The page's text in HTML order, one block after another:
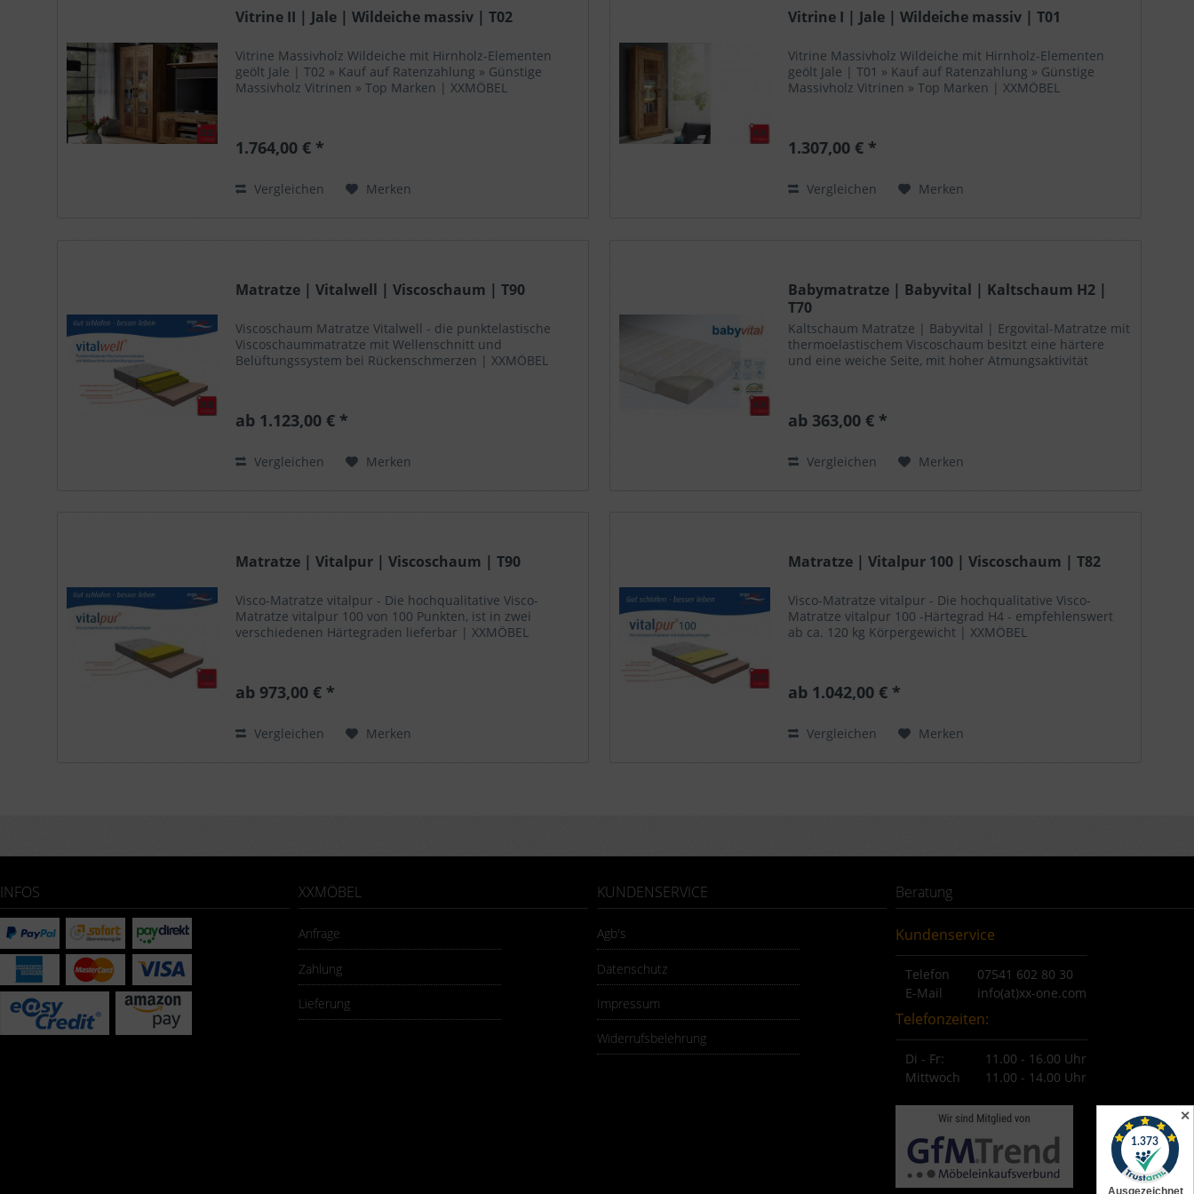
Vitrine II | Jale | Wildeiche massiv | T02
Vitrine Massivholz Wildeiche mit Hirnholz-Elementen
geölt Jale | T02 » Kauf auf Ratenzahlung » Günstige
Massivholz Vitrinen » Top Marken | XXMÖBEL
1.764,00 € *
Vergleichen Merken
Vitrine I | Jale | Wildeiche massiv | T01
Vitrine Massivholz Wildeiche mit Hirnholz-Elementen
geölt Jale | T01 » Kauf auf Ratenzahlung » Günstige
Massivholz Vitrinen » Top Marken | XXMÖBEL
1.307,00 € *
Vergleichen Merken
Matratze | Vitalwell | Viscoschaum | T90
Viscoschaum Matratze Vitalwell - die punktelastische
Viscoschaummatratze mit Wellenschnitt und
Belüftungssystem bei Rückenschmerzen | XXMÖBEL
ab 1.123,00 € *
Vergleichen Merken
Babymatratze | Babyvital | Kaltschaum H2 |
T70
Kaltschaum Matratze | Babyvital | Ergovital-Matratze mit
thermoelastischem Viscoschaum besitzt eine härtere
und eine weiche Seite, mit hoher Atmungsaktivität
ab 363,00 € *
Vergleichen Merken
Matratze | Vitalpur | Viscoschaum | T90
Visco-Matratze vitalpur - Die hochqualitative Visco-
Matratze vitalpur 100 von 100 Punkten, ist in zwei
verschiedenen Härtegraden lieferbar | XXMÖBEL
ab 973,00 € *
Vergleichen Merken
Matratze | Vitalpur 100 | Viscoschaum | T82
Visco-Matratze vitalpur - Die hochqualitative Visco-
Matratze vitalpur 100 -Härtegrad H4 - empfehlenswert
ab ca. 120 kg Körpergewicht | XXMÖBEL
ab 1.042,00 € *
Vergleichen Merken
✕
INFOS XXMÖBEL
Anfrage
Zahlung
Lieferung
KUNDENSERVICE
Agb's
Datenschutz
Impressum
Widerrufsbelehrung
Beratung
Kundenservice
Telefon
07541 602 80 30
E-Mail
info(at)xx-one.com
Telefonzeiten:
Di - Fr:
11.00 - 16.00 Uhr
Mittwoch
11.00 - 14.00 Uhr